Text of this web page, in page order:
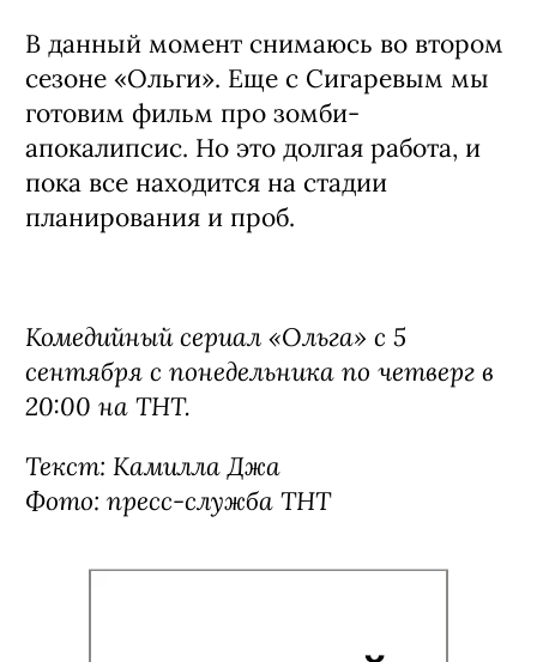
режиссерские задумки, на мой взгляд,
в фильмах воплощаются больше.
А комфорт в тех или иных условиях
зависит лишь от тебя самой. Пока
сопротивляешься, тебе неуютно, как
предлагают – все меняется.
О планах
сезоне «Ольги». Еще с Сигаревым мы
готовим фильм про зомби-
пока все находится на стадии